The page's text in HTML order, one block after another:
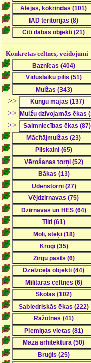
Konkrētas celtnes, veidojumi
>>
>>
>>